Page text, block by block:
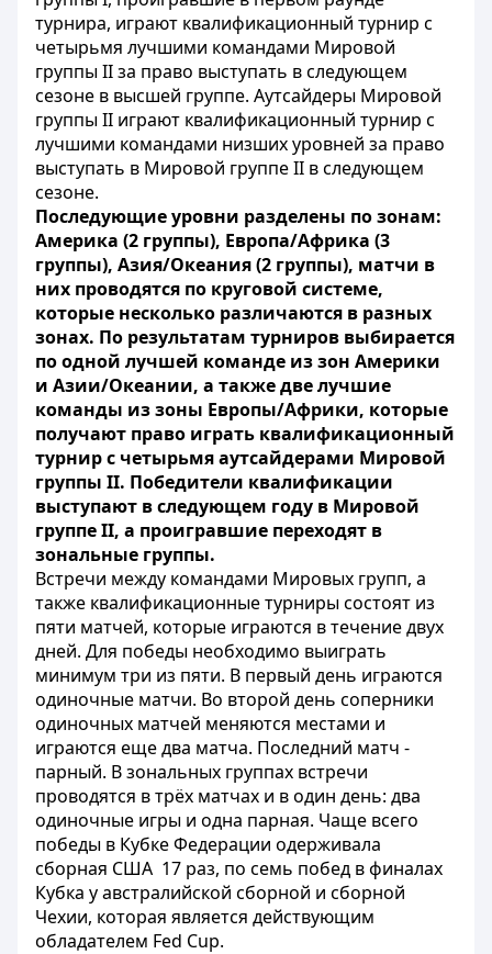
турнира, играют квалификационный турнир с
четырьмя лучшими командами Мировой
группы II за право выступать в следующем
сезоне в высшей группе. Аутсайдеры Мировой
группы II играют квалификационный турнир с
лучшими командами низших уровней за право
выступать в Мировой группе II в следующем
сезоне.
Последующие уровни разделены по зонам:
Америка (2 группы), Европа/Африка (3
группы), Азия/Океания (2 группы), матчи в
них проводятся по круговой системе,
которые несколько различаются в разных
зонах. По результатам турниров выбирается
по одной лучшей команде из зон Америки
и Азии/Океании, а также две лучшие
команды из зоны Европы/Африки, которые
получают право играть квалификационный
турнир с четырьмя аутсайдерами Мировой
группы II. Победители квалификации
выступают в следующем году в Мировой
группе II, а проигравшие переходят в
зональные группы.
Встречи между командами Мировых групп, а
также квалификационные турниры состоят из
пяти матчей, которые играются в течение двух
дней. Для победы необходимо выиграть
минимум три из пяти. В первый день играются
одиночные матчи. Во второй день соперники
одиночных матчей меняются местами и
играются еще два матча. Последний матч -
парный. В зональных группах встречи
проводятся в трёх матчах и в один день: два
одиночные игры и одна парная. Чаще всего
победы в Кубке Федерации одерживала
сборная США 17 раз, по семь побед в финалах
Кубка у австралийской сборной и сборной
Чехии, которая является действующим
обладателем Fed Cup.